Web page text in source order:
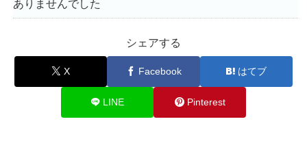
ありませんでした
シェアする
X Facebook はてブ
LINE Pinterest